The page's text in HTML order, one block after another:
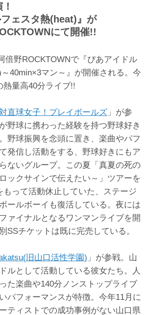
フェスタ熱(heat)』が
にて開催!!
倍野ROCKTOWNで『ぴあアイドル
～40min×3マン～』が開催される。今
熱量高40分ライブ!!
直球女子！プレイボールズ 」が参
野球に携わった経験を持つ野球好き
野球振興を念頭に置き、楽曲やパフ
発信し活動をする、野球好きにもア
ないグループ。この夏「真夏の死の
ックサインで伝えたい～」ツアーを
もって活動休止していた、ステージ
ールボーイも復活している。夜には
ァイナルとなるワンマンライブを開
SSチケットは既に完売している。
旧山口活性学園) 」が参戦。山
ルとして活動している彼女たち。人
た楽曲や140分ノンストップライブ
パフォーマンスが特徴。今年11月に
ティストでの成功事例がない山口県